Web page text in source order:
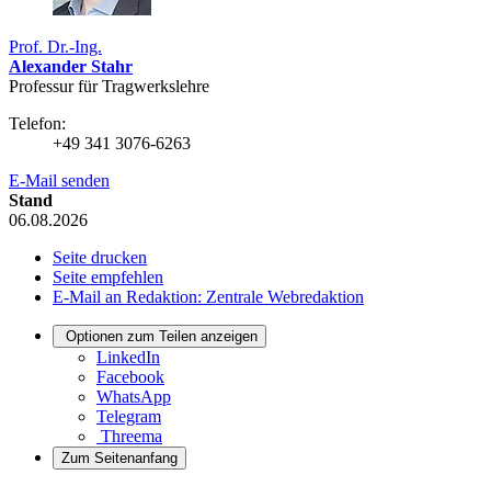
Prof. Dr.-Ing.
Alexander Stahr
Professur für Tragwerkslehre
Telefon:
+49 341 3076-6263
E-Mail senden
Stand
06.08.2026
Seite drucken
Seite empfehlen
E-Mail an Redaktion: Zentrale Webredaktion
Optionen zum Teilen anzeigen
LinkedIn
Facebook
WhatsApp
Telegram
Threema
Zum Seitenanfang